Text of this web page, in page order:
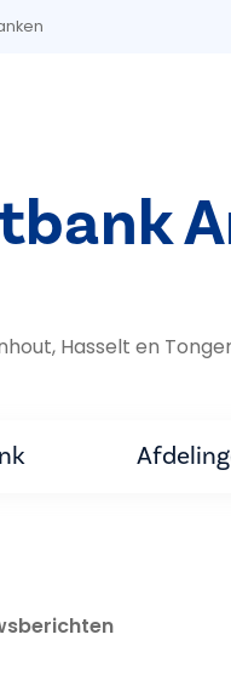
Hasselt en